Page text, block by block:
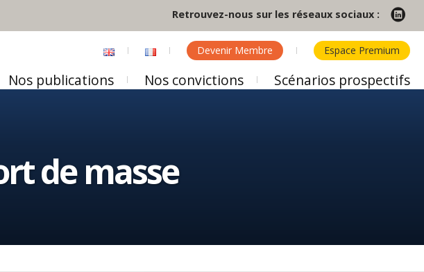
Retrouvez-nous sur les réseaux sociaux :
Devenir Membre Espace Premium
Nos publications Nos convictions Scénarios prospectifs
de masse